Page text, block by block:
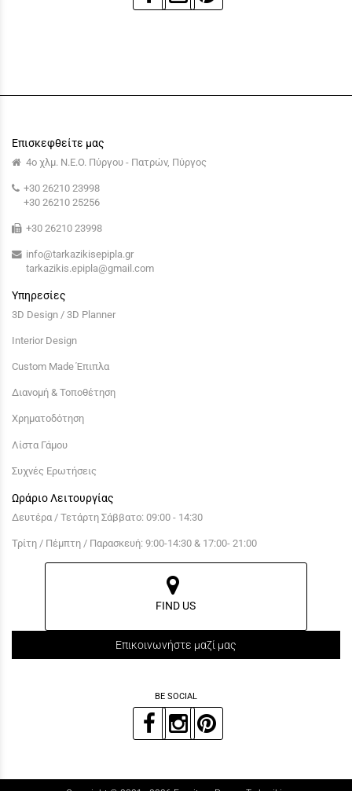
Επισκεφθείτε μας
4ο χλμ. Ν.Ε.Ο. Πύργου - Πατρών, Πύργος
+30 26210 23998
+30 26210 25256
+30 26210 23998
info@tarkazikisepipla.gr
tarkazikis.epipla@gmail.com
Υπηρεσίες
3D Design / 3D Planner
Interior Design
Custom Made Έπιπλα
Διανομή & Τοποθέτηση
Χρηματοδότηση
Λίστα Γάμου
Συχνές Ερωτήσεις
Ωράριο Λειτουργίας
Δευτέρα / Τετάρτη Σάββατο: 09:00 - 14:30
Τρίτη / Πέμπτη / Παρασκευή: 9:00-14:30 & 17:00- 21:00
FIND US
Επικοινωνήστε μαζί μας
BE SOCIAL